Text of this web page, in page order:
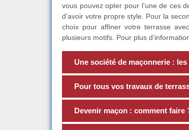
vous pouvez opter pour l’une de ces
d’avoir votre propre style. Pour la
choix pour affiner votre terrasse
plusieurs motifs. Pour plus
Une société de maçonnerie :
Pour tous vos travaux de
Devenir maçon : comment faire